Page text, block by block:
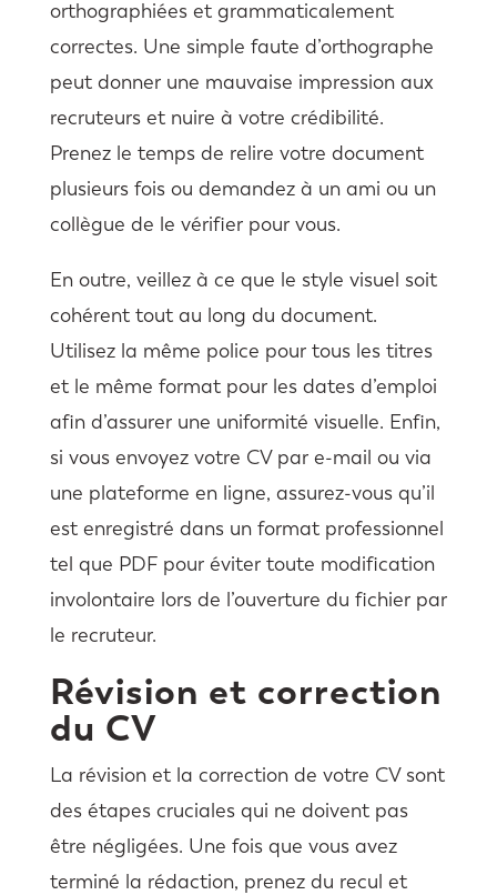
orthographiées et grammaticalement
correctes. Une simple faute d’orthographe
peut donner une mauvaise impression aux
recruteurs et nuire à votre crédibilité.
Prenez le temps de relire votre document
plusieurs fois ou demandez à un ami ou un
collègue de le vérifier pour vous.
En outre, veillez à ce que le style visuel soit
cohérent tout au long du document.
Utilisez la même police pour tous les titres
et le même format pour les dates d’emploi
afin d’assurer une uniformité visuelle. Enfin,
si vous envoyez votre CV par e-mail ou via
une plateforme en ligne, assurez-vous qu’il
est enregistré dans un format professionnel
tel que PDF pour éviter toute modification
involontaire lors de l’ouverture du fichier par
le recruteur.
Révision et correction
du CV
La révision et la correction de votre CV sont
des étapes cruciales qui ne doivent pas
être négligées. Une fois que vous avez
terminé la rédaction, prenez du recul et